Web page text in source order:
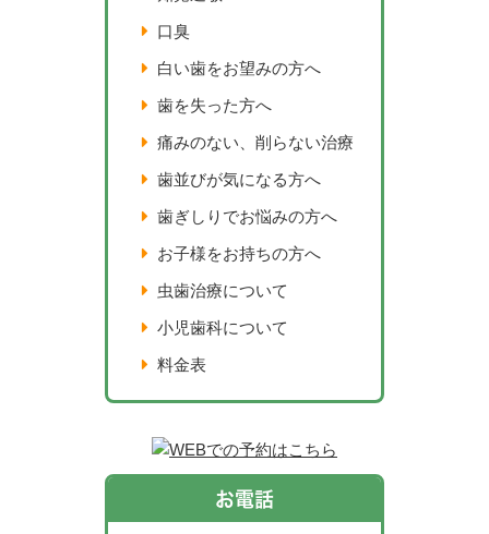
口臭
白い歯をお望みの方へ
歯を失った方へ
痛みのない、削らない治療
歯並びが気になる方へ
歯ぎしりでお悩みの方へ
お子様をお持ちの方へ
虫歯治療について
小児歯科について
料金表
お電話